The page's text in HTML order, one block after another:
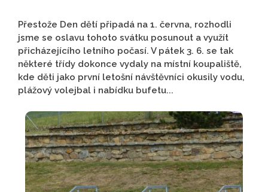
Přestože Den dětí připadá na 1. června, rozhodli
jsme se oslavu tohoto svátku posunout a využít
přicházejícího letního počasí. V pátek 3. 6. se tak
některé třídy dokonce vydaly na místní koupaliště,
kde děti jako první letošní návštěvníci okusily vodu,
plážový volejbal i nabídku bufetu...